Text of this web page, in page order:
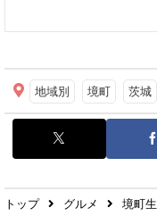
地域別 境町 茨城
トップ グルメ
境町